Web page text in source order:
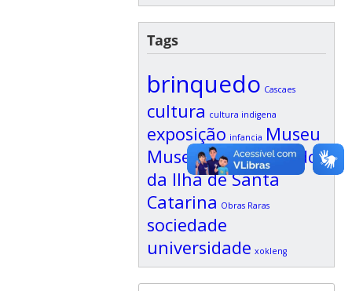
Tags
brinquedo Cascaes
cultura cultura indigena
exposição infancia Museu
Museu Do Brinquedo
da Ilha de Santa
Catarina Obras Raras
sociedade
universidade xokleng